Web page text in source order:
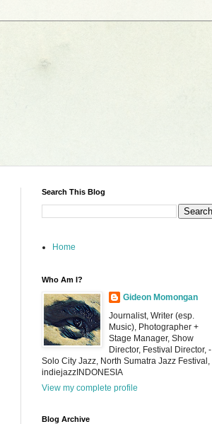
Search This Blog
Home
Who Am I?
Gideon Momongan
Journalist, Writer (esp.
Music), Photographer +
Stage Manager, Show
Director, Festival Director, -
Solo City Jazz, North Sumatra Jazz Festival,
indiejazzINDONESIA
View my complete profile
Blog Archive